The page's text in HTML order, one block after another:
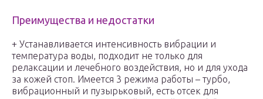
Преимущества и недостатки
+ Устанавливается интенсивность вибрации и
температура воды, подходит не только для
релаксации и лечебного воздействия, но и для ухода
за кожей стоп. Имеется 3 режима работы – турбо,
вибрационный и пузырьковый, есть отсек для